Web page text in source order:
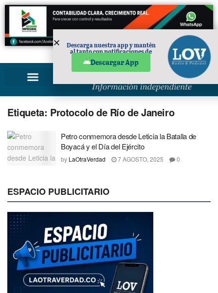
PUBLICIDAD
Etiqueta: Protocolo de Río de Janeiro
Petro conmemora desde Leticia la Batalla de
Boyacá y el Día del Ejército
by LaOtraVerdad 7 AGOSTO, 2025 0
ESPACIO PUBLICITARIO
Descarga nuestra app y mantén
al tanto con notificaciones de
Descargar App